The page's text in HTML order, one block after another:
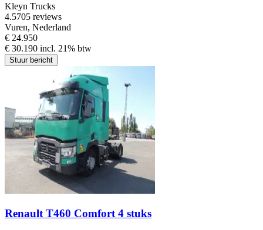
Kleyn Trucks
4.5705 reviews
Vuren, Nederland
€ 24.950
€ 30.190 incl. 21% btw
Stuur bericht
Renault T460 Comfort 4 stuks